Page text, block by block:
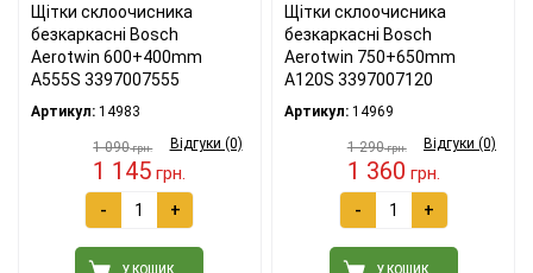
Щітки склоочисника
безкаркасні Bosch
Aerotwin 600+400mm
A555S 3397007555
Артикул: 14983
Відгуки (0)
1 090грн.
1 145 грн.
- +
У КОШИК
Щітки склоочисника
безкаркасні Bosch
Aerotwin 750+650mm
A120S 3397007120
Артикул: 14969
Відгуки (0)
1 290грн.
1 360 грн.
- +
У КОШИК